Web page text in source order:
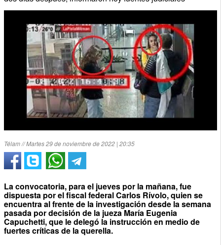
Télam // Martes 29 de noviembre de 2022 | 20:35
La convocatoria, para el jueves por la mañana, fue
dispuesta por el fiscal federal Carlos Rívolo, quien se
encuentra al frente de la investigación desde la semana
pasada por decisión de la jueza María Eugenia
Capuchetti, que le delegó la instrucción en medio de
fuertes críticas de la querella.